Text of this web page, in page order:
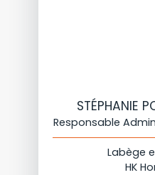
STÉPHANIE
Responsable
Labège
HK